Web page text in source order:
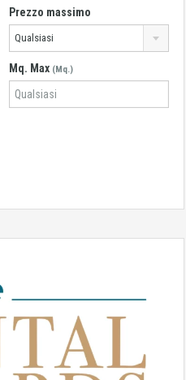
Prezzo massimo
Qualsiasi
Mq. Max (Mq.)